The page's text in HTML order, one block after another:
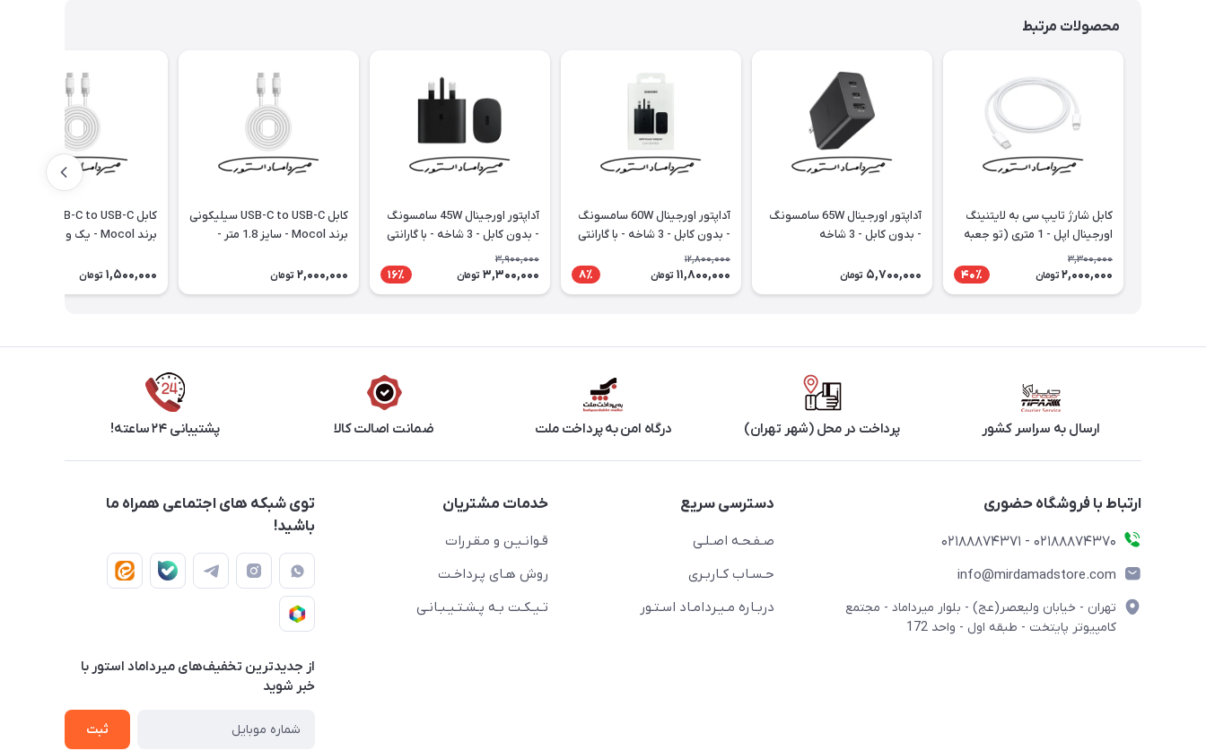
محصولات مرتبط
کابل شارژ تایپ سی به لایتنینگ
اورجینال اپل - 1 متری (تو جعبه
3,300,000
2,000,000 تومان 40٪
آداپتور اورجینال 65W سامسونگ
- بدون کابل - 3 شاخه
5,700,000 تومان
آداپتور اورجینال 60W سامسونگ
- بدون کابل - 3 شاخه - با گارانتی
12,800,000
11,800,000 تومان 8٪
آداپتور اورجینال 45W سامسونگ
- بدون کابل - 3 شاخه - با گارانتی
3,900,000
3,300,000 تومان 16٪
کابل USB-C to USB-C سیلیکونی
برند Mocol - سایز 1.8 متر -
2,000,000 تومان
برند Mocol - یک و نیم متری -
1,500,000 تومان
ارسال به سراسر کشور پرداخت در محل (شهر تهران) درگاه امن به پرداخت ملت ضمانت اصالت کالا پشتیبانی ۲۴ ساعته!
ارتباط با فروشگاه حضوری
02188874370 - 02188874371
info@mirdamadstore.com
تهران - خیابان ولیعصر(عج) - بلوار میرداماد - مجتمع
کامپیوتر پایتخت - طبقه اول - واحد 172
دسترسی سریع
صـفـحـه اصـلـی
حـسـاب کـاربـری
دربـاره مـیـردامـاد اسـتـور
خدمات مشتریان
قـوانـیـن و مـقـررات
روش هـای پـرداخـت
تـیـکـت بـه پـشـتـیـبـانـی
توی شبکه های اجتماعی همراه ما
باشید!
از جدید‌ترین تخفیف‌های میرداماد استور با‌
خبر شوید
ثبت